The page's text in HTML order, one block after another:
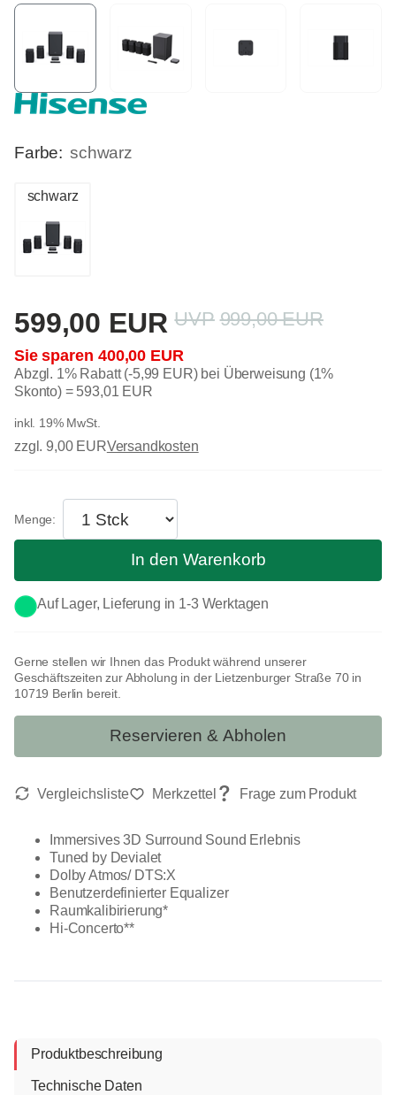
Immersives 3D Surround Sound Erlebnis
Tuned by Devialet
Dolby Atmos/ DTS:X
Benutzerdefinierter Equalizer
Raumkalibirierung*
Hi-Concerto**
Farbe: schwarz
schwarz
999,00 EUR
400,00 EUR
599,00 EUR
Abzgl. 1% Rabatt (-5,99 EUR) bei Überweisung (1%
Skonto) = 593,01 EUR
inkl. 19% MwSt.
zzgl. 9,00 EURVersandkosten
Gerne stellen wir Ihnen das Produkt während unserer
Geschäftszeiten zur Abholung in der Lietzenburger Straße 70 in
10719 Berlin bereit.
Reservieren & Abholen
Auf Lager, Lieferung in 1-3 Werktagen
In den Warenkorb
Produktbeschreibung
Technische Daten